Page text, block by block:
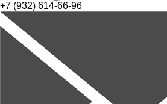
+7 (932) 614-66-96